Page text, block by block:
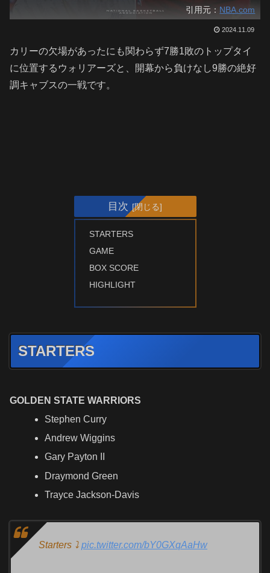
引用元： NBA.com
2024.11.09
カリーの欠場があったにも関わらず7勝1敗のトップタイ
に位置するウォリアーズと、開幕から負けなし9勝の絶好
調キャブスの一戦です。
目次
STARTERS
GAME
BOX SCORE
HIGHLIGHT
STARTERS
GOLDEN STATE WARRIORS
Stephen Curry
Andrew Wiggins
Gary Payton II
Draymond Green
Trayce Jackson-Davis
Starters ⤵️ pic.twitter.com/bY0GXqAaHw